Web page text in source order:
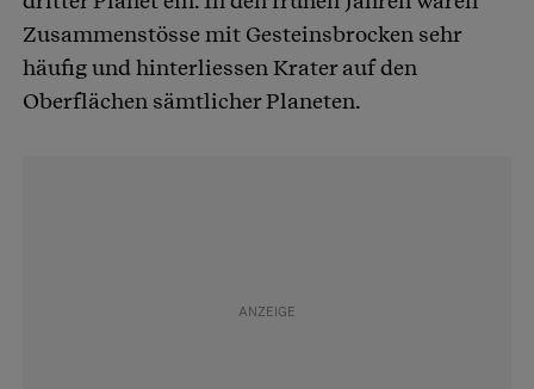
Zusammenstösse mit Gesteinsbrocken sehr
häufig und hinterliessen Krater auf den
Oberflächen sämtlicher Planeten.